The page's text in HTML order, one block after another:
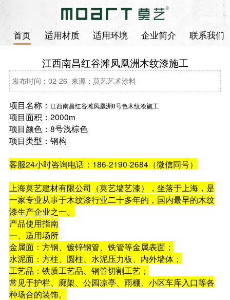
首页 适用材质 适用环境 企业简介 联系我们
江西南昌红谷滩凤凰洲木纹漆施工
发布时间：02-26 来源：莫艺艺术涂料
项目名称： 江西南昌红谷滩凤凰洲8号色木纹漆施工
项目面积：2000m
项目颜色：8号浅棕色
项目类型：钢构
客服24小时咨询电话：186-2190-2684（微信同号）
上海莫艺建材有限公司（莫艺墙艺漆），坐落于上海，是
一家专业从事于木纹漆行业二十多年的，国内最早的木纹
漆生产企业之一。
产品使用指南
一、适用场所
金属面：方钢、镀锌钢管、铁管等金属表面；
水泥面：方柱、圆柱、水泥压力板、内外墙体；
工艺品：铁质工艺品、钢管切割工艺；
常见于护栏、廊架、公园凉亭、雨棚、小区车库入口等各
种场合的装饰。